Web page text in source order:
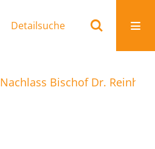
Detailsuche
Nachlass Bischof Dr.